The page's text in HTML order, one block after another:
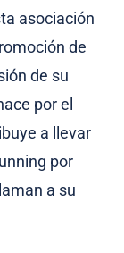
asociación
de
de su
por el
a llevar
por
a su